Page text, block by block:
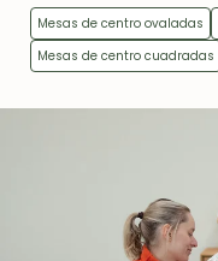
Mesas de centro ovaladas
Mesas de centro cuadradas